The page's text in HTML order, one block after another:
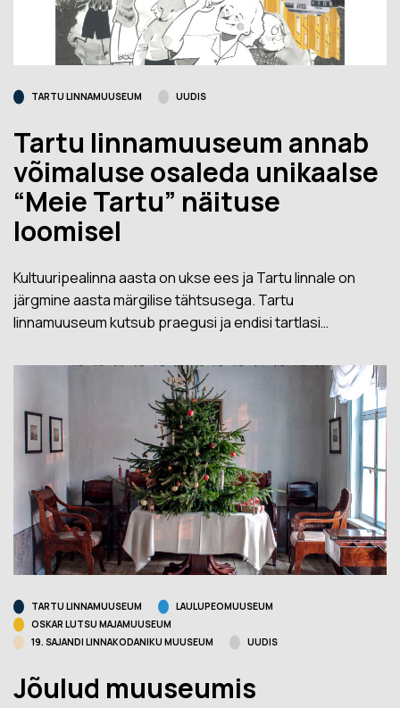
TARTU LINNAMUUSEUM UUDIS
Tartu linnamuuseum annab
võimaluse osaleda unikaalse
“Meie Tartu” näituse
loomisel
Kultuuripealinna aasta on ukse ees ja Tartu linnale on
järgmine aasta märgilise tähtsusega. Tartu
linnamuuseum kutsub praegusi ja endisi tartlasi…
TARTU LINNAMUUSEUM
LAULUPEOMUUSEUM
OSKAR LUTSU MAJAMUUSEUM
19. SAJANDI LINNAKODANIKU MUUSEUM
UUDIS
Jõulud muuseumis